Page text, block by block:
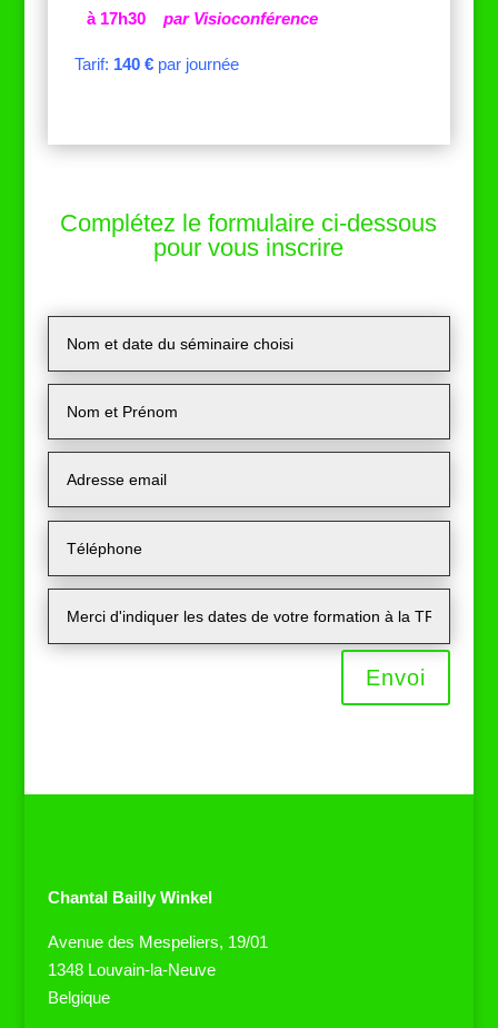
à 17h30 par Visioconférence
Tarif: 140 €par journée
Complétez le formulaire ci-dessous
pour vous inscrire
Envoi
Chantal Bailly Winkel
Avenue des Mespeliers, 19/01
1348 Louvain-la-Neuve
Belgique